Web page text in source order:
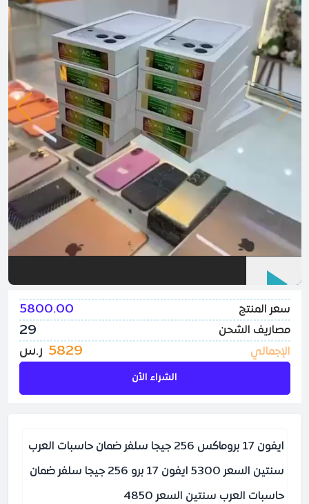
سعر المنتج 5800.00
مصاريف الشحن 29
الإجمالي 5829 ر.س
الشراء الأن
ايفون 17 بروماكس 256 جيجا سلفر ضمان حاسبات العرب
سنتين السعر 5300 ايفون 17 برو 256 جيجا سلفر ضمان
حاسبات العرب سنتين السعر 4850